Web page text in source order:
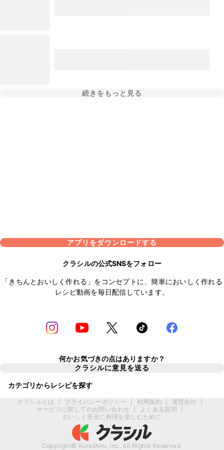
続きをもっと見る
アプリをダウンロードする
クラシルの公式SNSをフォロー
「きちんとおいしく作れる」をコンセプトに、簡単においしく作れる
レシピ動画を毎日配信しています。
何かお気づきの点はありますか？
クラシルに意見を送る
カテゴリからレシピを探す
クラシルとは プライバシーポリシー 利用規約 運営会社
サービスに関してのお問い合わせ
よくある質問
おいしく安全に料理を楽しむために
Copyright© Kurashiru, Inc. All Rights Reserved.